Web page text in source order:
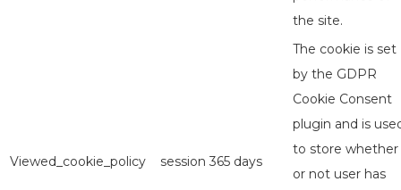
the site.
Viewed_cookie_policy session 365 days
The cookie is set
by the GDPR
Cookie Consent
plugin and is
to store whether
or not user has